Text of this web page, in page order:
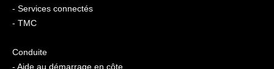
- Services connectés
- TMC
Conduite
- Aide au démarrage en côte